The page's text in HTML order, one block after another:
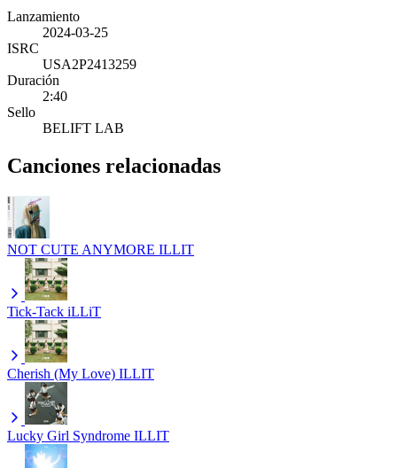
Lanzamiento
2024-03-25
ISRC
USA2P2413259
Duración
2:40
Sello
BELIFT LAB
Canciones relacionadas
NOT CUTE ANYMORE ILLIT
Tick-Tack iLLiT
Cherish (My Love) ILLIT
Lucky Girl Syndrome ILLIT